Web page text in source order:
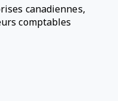
canadiennes,
comptables